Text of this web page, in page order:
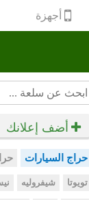
أجهزة
أضف إعلانك
حراج السيارات
تويوتا شيفروليه